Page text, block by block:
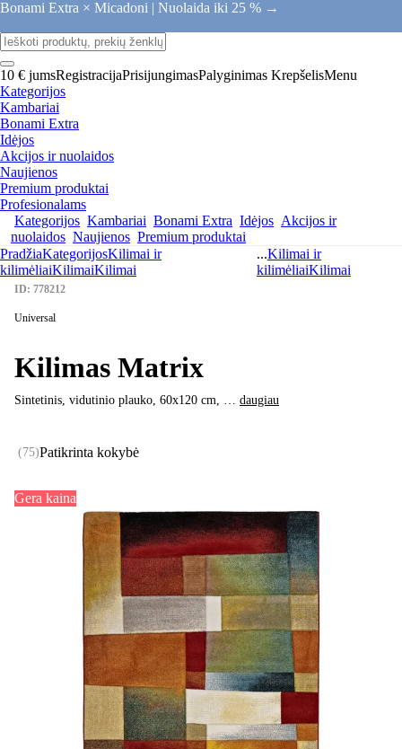
Bonami Extra × Micadoni | Nuolaida iki 25 % →
10 € jumsRegistracijaPrisijungimasPalyginimas KrepšelisMenu
Kategorijos
Kambariai
Bonami Extra
Idėjos
Akcijos ir nuolaidos
Naujienos
Premium produktai
Profesionalams
Kategorijos Kambariai Bonami Extra Idėjos Akcijos ir
nuolaidos Naujienos Premium produktai
PradžiaKategorijosKilimai ir
kilimėliaiKilimaiKilimai
...Kilimai ir
kilimėliaiKilimai
Gera kaina
ID: 778212
Universal
Kilimas Matrix
Sintetinis, vidutinio plauko, 60x120 cm, … daugiau
(75)Patikrinta kokybė